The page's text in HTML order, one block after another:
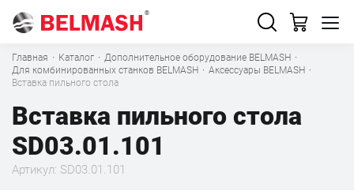
Главная · Каталог · Дополнительное оборудование BELMASH ·
Для комбинированных станков BELMASH · Аксессуары BELMASH ·
Вставка пильного стола
Вставка пильного стола
SD03.01.101
Артикул: SD03.01.101